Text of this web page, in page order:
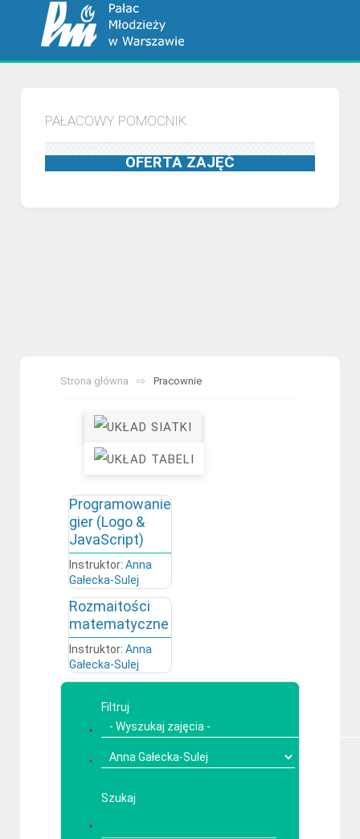
Strona główna Pracownie
Programowanie
gier (Logo &
JavaScript)
Instruktor: Anna
Gałecka-Sulej
Rozmaitości
matematyczne
Instruktor: Anna
Gałecka-Sulej
Filtruj
Szukaj
PAŁACOWY POMOCNIK
OFERTA ZAJĘĆ